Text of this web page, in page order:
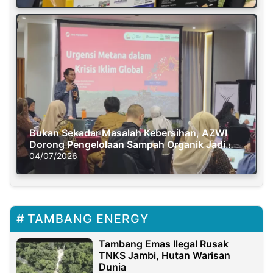
Bukan Sekadar Masalah Kebersihan, AZWI
Dorong Pengelolaan Sampah Organik Jadi
Solusi Krisis Iklim
04/07/2026
TAMBANG ENERGY
Tambang Emas Ilegal Rusak
TNKS Jambi, Hutan Warisan
Dunia